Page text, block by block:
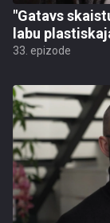
"Gatavs
labu
33. epizode